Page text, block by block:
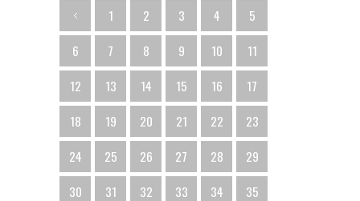
1 2 3 4
5
6
7 8 9 10
11
12
13 14 15 16
17
18
19 20 21 22
23
24
25 26 27 28
29
30
31 32 33 34
35